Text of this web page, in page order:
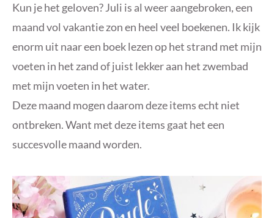
Kun je het geloven? Juli is al weer aangebroken, een
maand vol vakantie zon en heel veel boekenen. Ik kijk
enorm uit naar een boek lezen op het strand met mijn
voeten in het zand of juist lekker aan het zwembad
met mijn voeten in het water.
Deze maand mogen daarom deze items echt niet
ontbreken. Want met deze items gaat het een
succesvolle maand worden.